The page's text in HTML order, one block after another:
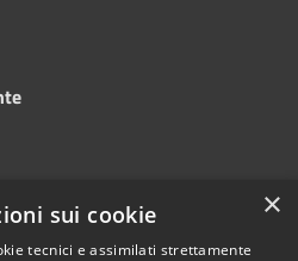
×
sui cookie
tecnici e assimilati strettamente